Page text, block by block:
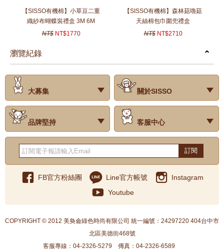
【SISSO有機棉】小草豆二重
織紗布蝴蝶裝禮盒 3M 6M
NT$ NT$1770
【SISSO有機棉】森林菇嚕菇
天絲棉包巾圍兜禮盒
NT$ NT$2710
瀏覽紀錄
prev
next
大募集
‧試用評價
關於SISSO
‧公司簡介
‧品牌故事
‧會員辨法
‧最新消息
‧門市據點
‧公益捐款
品牌堅持
‧關於有機棉
‧有機棉製品洗滌方式
‧Baby搭配小常識
‧品牌堅持
‧國際認證
客服中心
‧常見問題
‧客服信箱
‧購物說明
‧訂單查詢
‧網站導覽
‧得獎名單
‧隱私權聲明
‧版權聲明
‧海外配送服務
‧反詐騙宣導
‧紅利點數說明
訂閱
FB官方粉絲團 Line官方帳號
Instagram
Youtube
COPYRIGHT © 2012 美奐侖綠色時尚有限公司 統一編號：24297220 404台中市
北區美德街468號
客服專線：04-2326-5279 傳真：04-2326-6589